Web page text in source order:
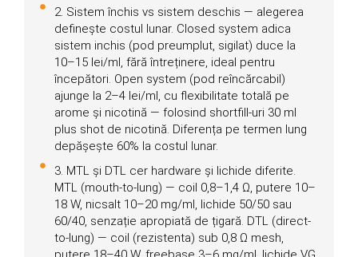
2. Sistem închis vs sistem deschis — alegerea
definește costul lunar. Closed system adica
sistem inchis (pod preumplut, sigilat) duce la
10–15 lei/ml, fără întreținere, ideal pentru
începători. Open system (pod reîncărcabil)
ajunge la 2–4 lei/ml, cu flexibilitate totală pe
arome și nicotină — folosind shortfill-uri 30 ml
plus shot de nicotină. Diferența pe termen lung
depășește 60% la costul lunar.
3. MTL și DTL cer hardware și lichide diferite.
MTL (mouth-to-lung) — coil 0,8–1,4 Ω, putere 10–
18 W, nicsalt 10–20 mg/ml, lichide 50/50 sau
60/40, senzație apropiată de țigară. DTL (direct-
to-lung) — coil (rezistenta) sub 0,8 Ω mesh,